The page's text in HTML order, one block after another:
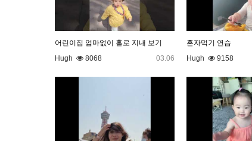
어린이집 엄마없이 홀로 지내 보기
Hugh
8068 03.06
혼자먹기 연습
Hugh
9158